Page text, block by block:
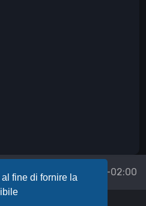
fine di fornire la
Tutti gli orari sono UTC+02:00